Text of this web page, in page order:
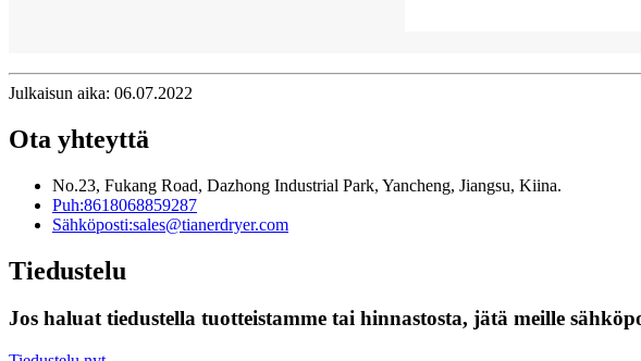
Julkaisun aika: 06.07.2022
Ota yhteyttä
No.23, Fukang Road, Dazhong Industrial Park, Yancheng, Jiangsu, Kiina.
Puh:8618068859287
Sähköposti:sales@tianerdryer.com
Tiedustelu
Jos haluat tiedustella tuotteistamme tai hinnastosta, jätä meille